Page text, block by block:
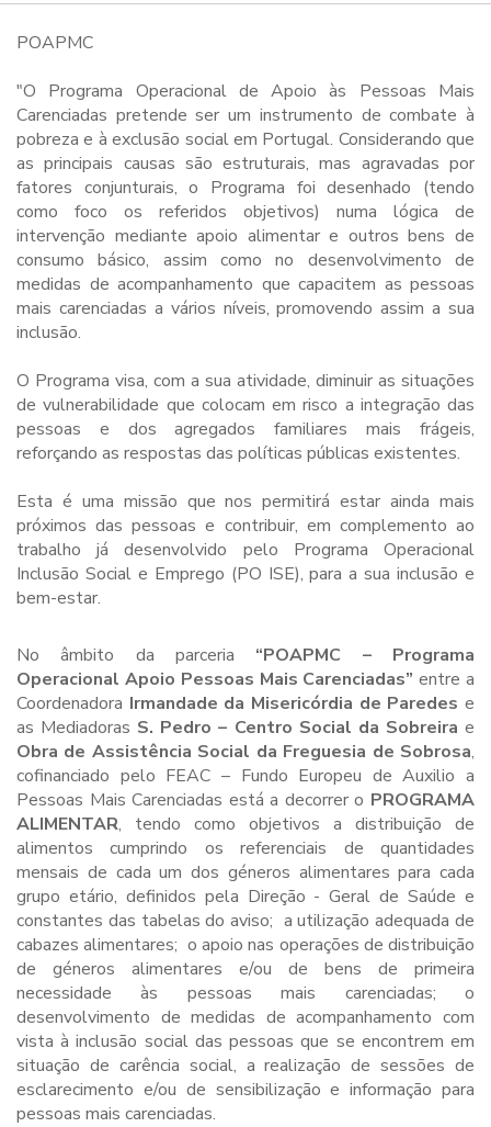
POAPMC
"O Programa Operacional de Apoio às Pessoas Mais
Carenciadas pretende ser um instrumento de combate à
pobreza e à exclusão social em Portugal. Considerando que
as principais causas são estruturais, mas agravadas por
fatores conjunturais, o Programa foi desenhado (tendo
como foco os referidos objetivos) numa lógica de
intervenção mediante apoio alimentar e outros bens de
consumo básico, assim como no desenvolvimento de
medidas de acompanhamento que capacitem as pessoas
mais carenciadas a vários níveis, promovendo assim a sua
inclusão.
O Programa visa, com a sua atividade, diminuir as situações
de vulnerabilidade que colocam em risco a integração das
pessoas e dos agregados familiares mais frágeis,
reforçando as respostas das políticas públicas existentes.
Esta é uma missão que nos permitirá estar ainda mais
próximos das pessoas e contribuir, em complemento ao
trabalho já desenvolvido pelo Programa Operacional
Inclusão Social e Emprego (PO ISE), para a sua inclusão e
bem-estar.
No âmbito da parceria “POAPMC – Programa
Operacional Apoio Pessoas Mais Carenciadas” entre a
Coordenadora Irmandade da Misericórdia de Paredes e
as Mediadoras S. Pedro – Centro Social da Sobreirae
Obra de Assistência Social da Freguesia de Sobrosa,
cofinanciado pelo FEAC – Fundo Europeu de Auxilio a
Pessoas Mais Carenciadas está a decorrer o PROGRAMA
ALIMENTAR, tendo como objetivos a distribuição de
alimentos cumprindo os referenciais de quantidades
mensais de cada um dos géneros alimentares para cada
grupo etário, definidos pela Direção - Geral de Saúde e
constantes das tabelas do aviso; a utilização adequada de
cabazes alimentares; o apoio nas operações de distribuição
de géneros alimentares e/ou de bens de primeira
necessidade às pessoas mais carenciadas; o
desenvolvimento de medidas de acompanhamento com
vista à inclusão social das pessoas que se encontrem em
situação de carência social, a realização de sessões de
esclarecimento e/ou de sensibilização e informação para
pessoas mais carenciadas.